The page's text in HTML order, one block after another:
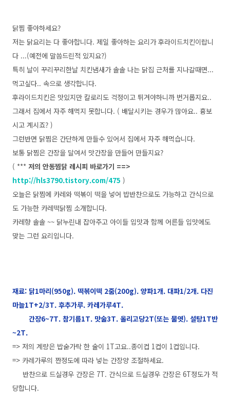
닭찜 좋아하세요?
저는 닭요리는 다 좋아합니다. 제일 좋아하는 요리가 후라이드치킨이랍니
다 ...(예전에 말씀드린적 있지요?)
특히 날이 꾸리꾸리한날 치킨냄새가 솔솔 나는 닭집 근처를 지나갈때면...
먹고싶다.. 속으로 생각합니다.
후라이드치킨은 맛있지만 칼로리도 걱정이고 튀겨야하니까 번거롭지요..
그래서 집에서 자주 해먹지 못합니다. ( 배달시키는 경우가 많아요.. 흉보
시고 계시죠? )
그런반면 닭찜은 간단하게 만들수 있어서 집에서 자주 해먹습니다.
보통 닭찜은 간장을 달여서 맛간장을 만들어 만들지요?
( *** 저의 안동찜닭 레시피 바로가기 ==>
http://hls3790.tistory.com/475 )
오늘은 닭찜에 카레와 떡볶이 떡을 넣어 밥반찬으로도 가능하고 간식으로
도 가능한 카레떡닭찜 소개합니다.
카레향 솔솔 ~~ 닭누린내 잡아주고 아이들 입맛과 함께 어른들 입맛에도
맞는 그런 요리입니다.
재료: 닭1마리(950g). 떡볶이떡 2줌(200g). 양파1개. 대파1/2개. 다진
마늘1T+2/3T. 후추가루. 카레가루4T.
간장6~7T. 참기름1T. 맛술3T. 올리고당2T(또는 물엿). 설탕1T반
~2T.
=> 저의 계량은 밥숟가락 한 술이 1T고요..종이컵 1컵이 1컵입니다.
=> 카레가루의 짠정도에 따라 넣는 간장양 조절하세요.
반찬으로 드실경우 간장은 7T. 간식으로 드실경우 간장은 6T정도가 적
당합니다.